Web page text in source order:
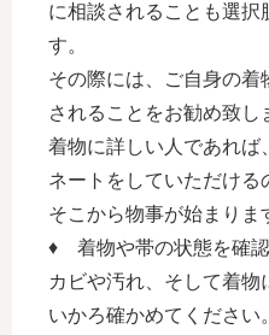
に相談されることも選択
す。
その際には、ご自身の着
されることをお勧め致し
着物に詳しい人であれば
ネートをしていただける
そこから物事が始まりま
♦ 着物や帯の状態を確認
カビや汚れ、そして着
いかろ確かめてください。